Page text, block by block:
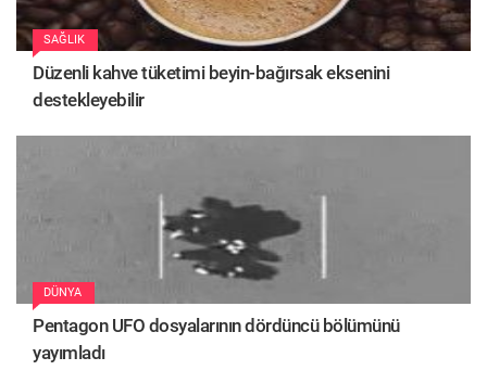
SAĞLIK
Düzenli kahve tüketimi beyin-bağırsak eksenini
destekleyebilir
DÜNYA
Pentagon UFO dosyalarının dördüncü bölümünü
yayımladı